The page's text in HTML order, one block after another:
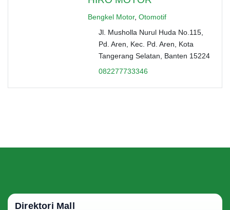
Bengkel Motor, Otomotif
Jl. Musholla Nurul Huda No.115,
Pd. Aren, Kec. Pd. Aren, Kota
Tangerang Selatan, Banten 15224
082277733346
Direktori Mall